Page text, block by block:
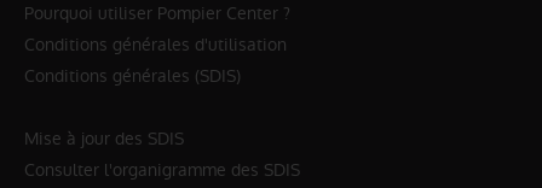
Pourquoi utiliser Pompier Center ?
Conditions générales d'utilisation
Conditions générales (SDIS)
Mise à jour des SDIS
Consulter l'organigramme des SDIS